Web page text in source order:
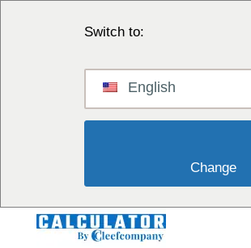
Switch to:
English